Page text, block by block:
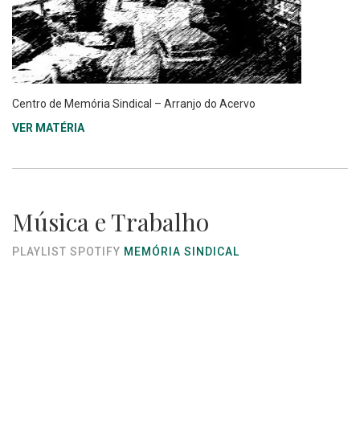
Centro de Memória Sindical – Arranjo do Acervo
VER MATÉRIA
Música e Trabalho
PLAYLIST SPOTIFY MEMÓRIA SINDICAL